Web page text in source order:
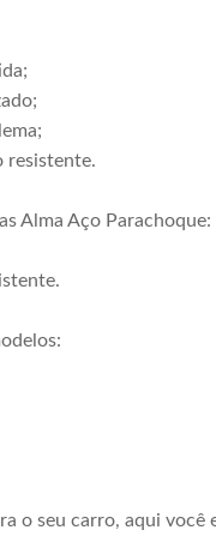
resistente.
Alma Aço Parachoque:
o seu carro, aqui você